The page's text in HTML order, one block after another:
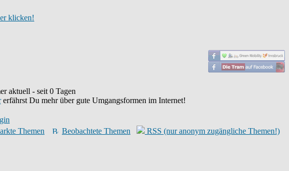
klicken!
aktuell - seit 0 Tagen
erfährst Du mehr über gute Umgangsformen im Internet!
Themen
Beobachtete Themen RSS (nur anonym zugängliche Themen!)